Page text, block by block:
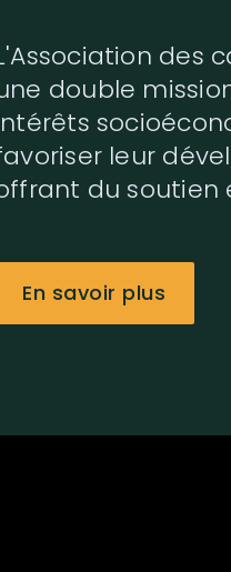
des
double
leur
du soutien
En savoir plus